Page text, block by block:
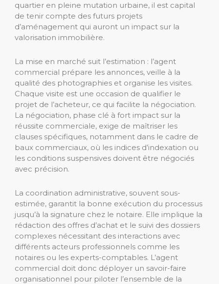
quartier en pleine mutation urbaine, il est capital
de tenir compte des futurs projets
d’aménagement qui auront un impact sur la
valorisation immobilière.
La mise en marché suit l’estimation : l’agent
commercial prépare les annonces, veille à la
qualité des photographies et organise les visites.
Chaque visite est une occasion de qualifier le
projet de l’acheteur, ce qui facilite la négociation.
La négociation, phase clé à fort impact sur la
réussite commerciale, exige de maîtriser les
clauses spécifiques, notamment dans le cadre de
baux commerciaux, où les indices d’indexation ou
les conditions suspensives doivent être négociés
avec précision.
La coordination administrative, souvent sous-
estimée, garantit la bonne exécution du processus
jusqu’à la signature chez le notaire. Elle implique la
rédaction des offres d’achat et le suivi des dossiers
complexes nécessitant des interactions avec
différents acteurs professionnels comme les
notaires ou les experts-comptables. L’agent
commercial doit donc déployer un savoir-faire
organisationnel pour piloter l’ensemble de la